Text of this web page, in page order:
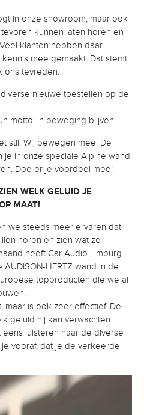
in onze showroom, maar ook
kunnen laten horen en
klanten hebben daar
mee gemaakt. Dat stemt
ons tevreden.
nieuwe toestellen op de
motto: in beweging blijven.
stil. Wij bewegen mee. De
je in onze speciale Alpine wand
Doe er je voordeel mee!
WELK GELUID JE
MAAT!
we steeds meer ervaren dat
horen en zien wat ze
heeft Car Audio Limburg
HERTZ wand in de
topproducten die we al
maar is ook zeer effectief. De
geluid hij kan verwachten.
eens luisteren naar de diverse
vooraf, dat je de verkeerde